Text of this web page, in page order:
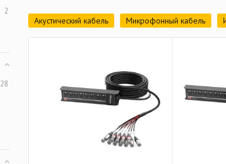
Акустический кабель Микрофонный кабель
Оптический кабель
HDMI кабель Цифровой
RCA разъем (тюльпан)
Мультикор (готовый)
Кабель XLR -> XLR (2-6 м.)
2
28